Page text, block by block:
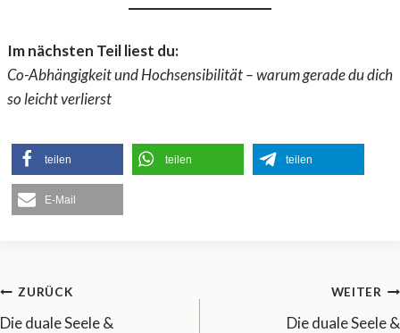
Im nächsten Teil liest du:
Co-Abhängigkeit und Hochsensibilität – warum gerade du dich
so leicht verlierst
teilen teilen teilen
E-Mail
Beitragsnavigation
ZURÜCK
Die duale Seele &
WEITER
Die duale Seele &